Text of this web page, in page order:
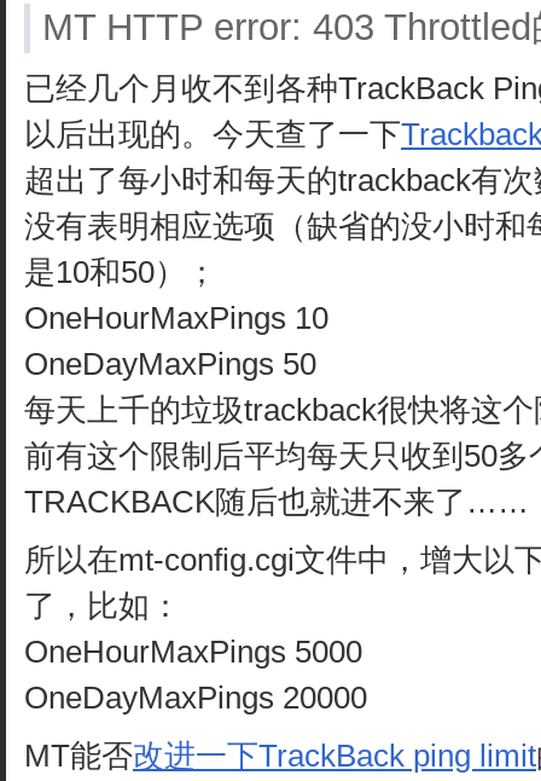
MT HTTP error: 403
已经几个月收不到各种TrackBack
以后出现的。今天查了一下
超出了每小时和每天的trackback有
没有表明相应选项（缺省的没小时和
是10和50）；
OneHourMaxPings 10
OneDayMaxPings 50
每天上千的垃圾trackback很快将这
前有这个限制后平均每天只收到50
TRACKBACK随后也就进不来了……
所以在mt-config.cgi文件中，增大以
了，比如：
OneHourMaxPings 5000
OneDayMaxPings 20000
MT能否改进一下TrackBack ping limit